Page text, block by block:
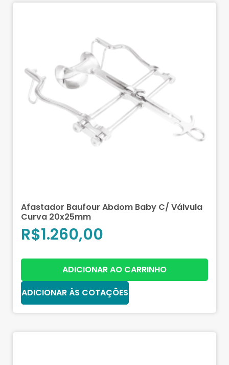
Afastador Baufour Abdom Baby C/ Válvula
Curva 20x25mm
R$1.260,00
ADICIONAR AO CARRINHO
ADICIONAR ÀS COTAÇÕES